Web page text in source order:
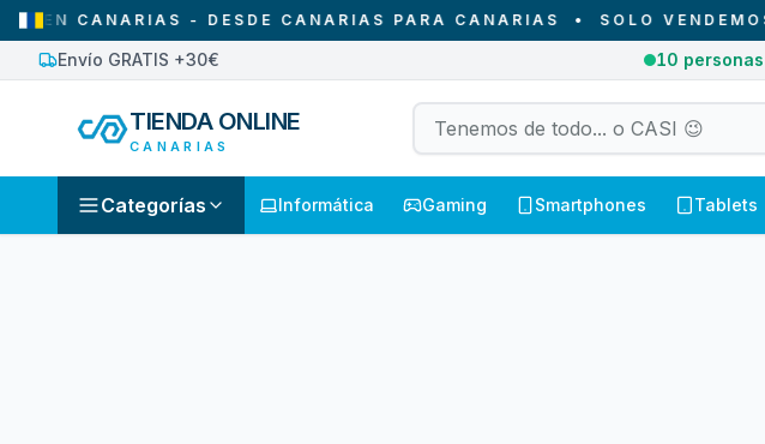
EN CANARIAS - DESDE CANARIAS PARA CANARIAS• SOLO VENDEMOS
Envío GRATIS +30€ 10
TIENDA ONLINE
CANARIAS
Categorías Informática Gaming Smartphones Tablets